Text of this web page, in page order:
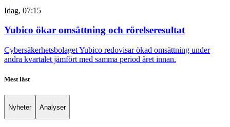
Idag, 07:15
Yubico ökar omsättning och rörelseresultat
Cybersäkerhetsbolaget Yubico redovisar ökad omsättning under
andra kvartalet jämfört med samma period året innan.
Mest läst
Nyheter Analyser